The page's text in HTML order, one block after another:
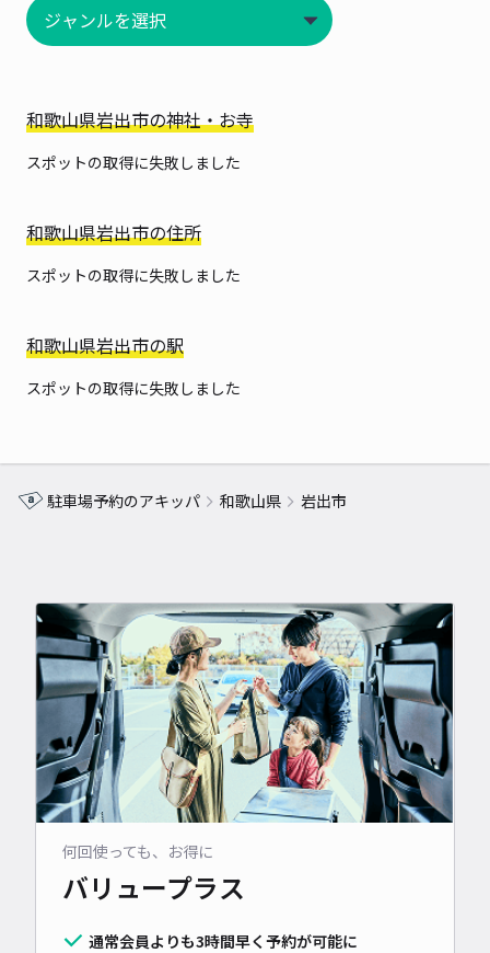
和歌山県岩出市の神社・お寺
スポットの取得に失敗しました
和歌山県岩出市の住所
スポットの取得に失敗しました
和歌山県岩出市の駅
スポットの取得に失敗しました
駐車場予約のアキッパ 和歌山県 岩出市
何回使っても、お得に
バリュープラス
通常会員よりも3時間早く予約が可能に